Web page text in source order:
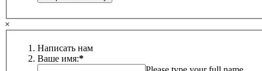
×
Написать нам
Ваше имя:*